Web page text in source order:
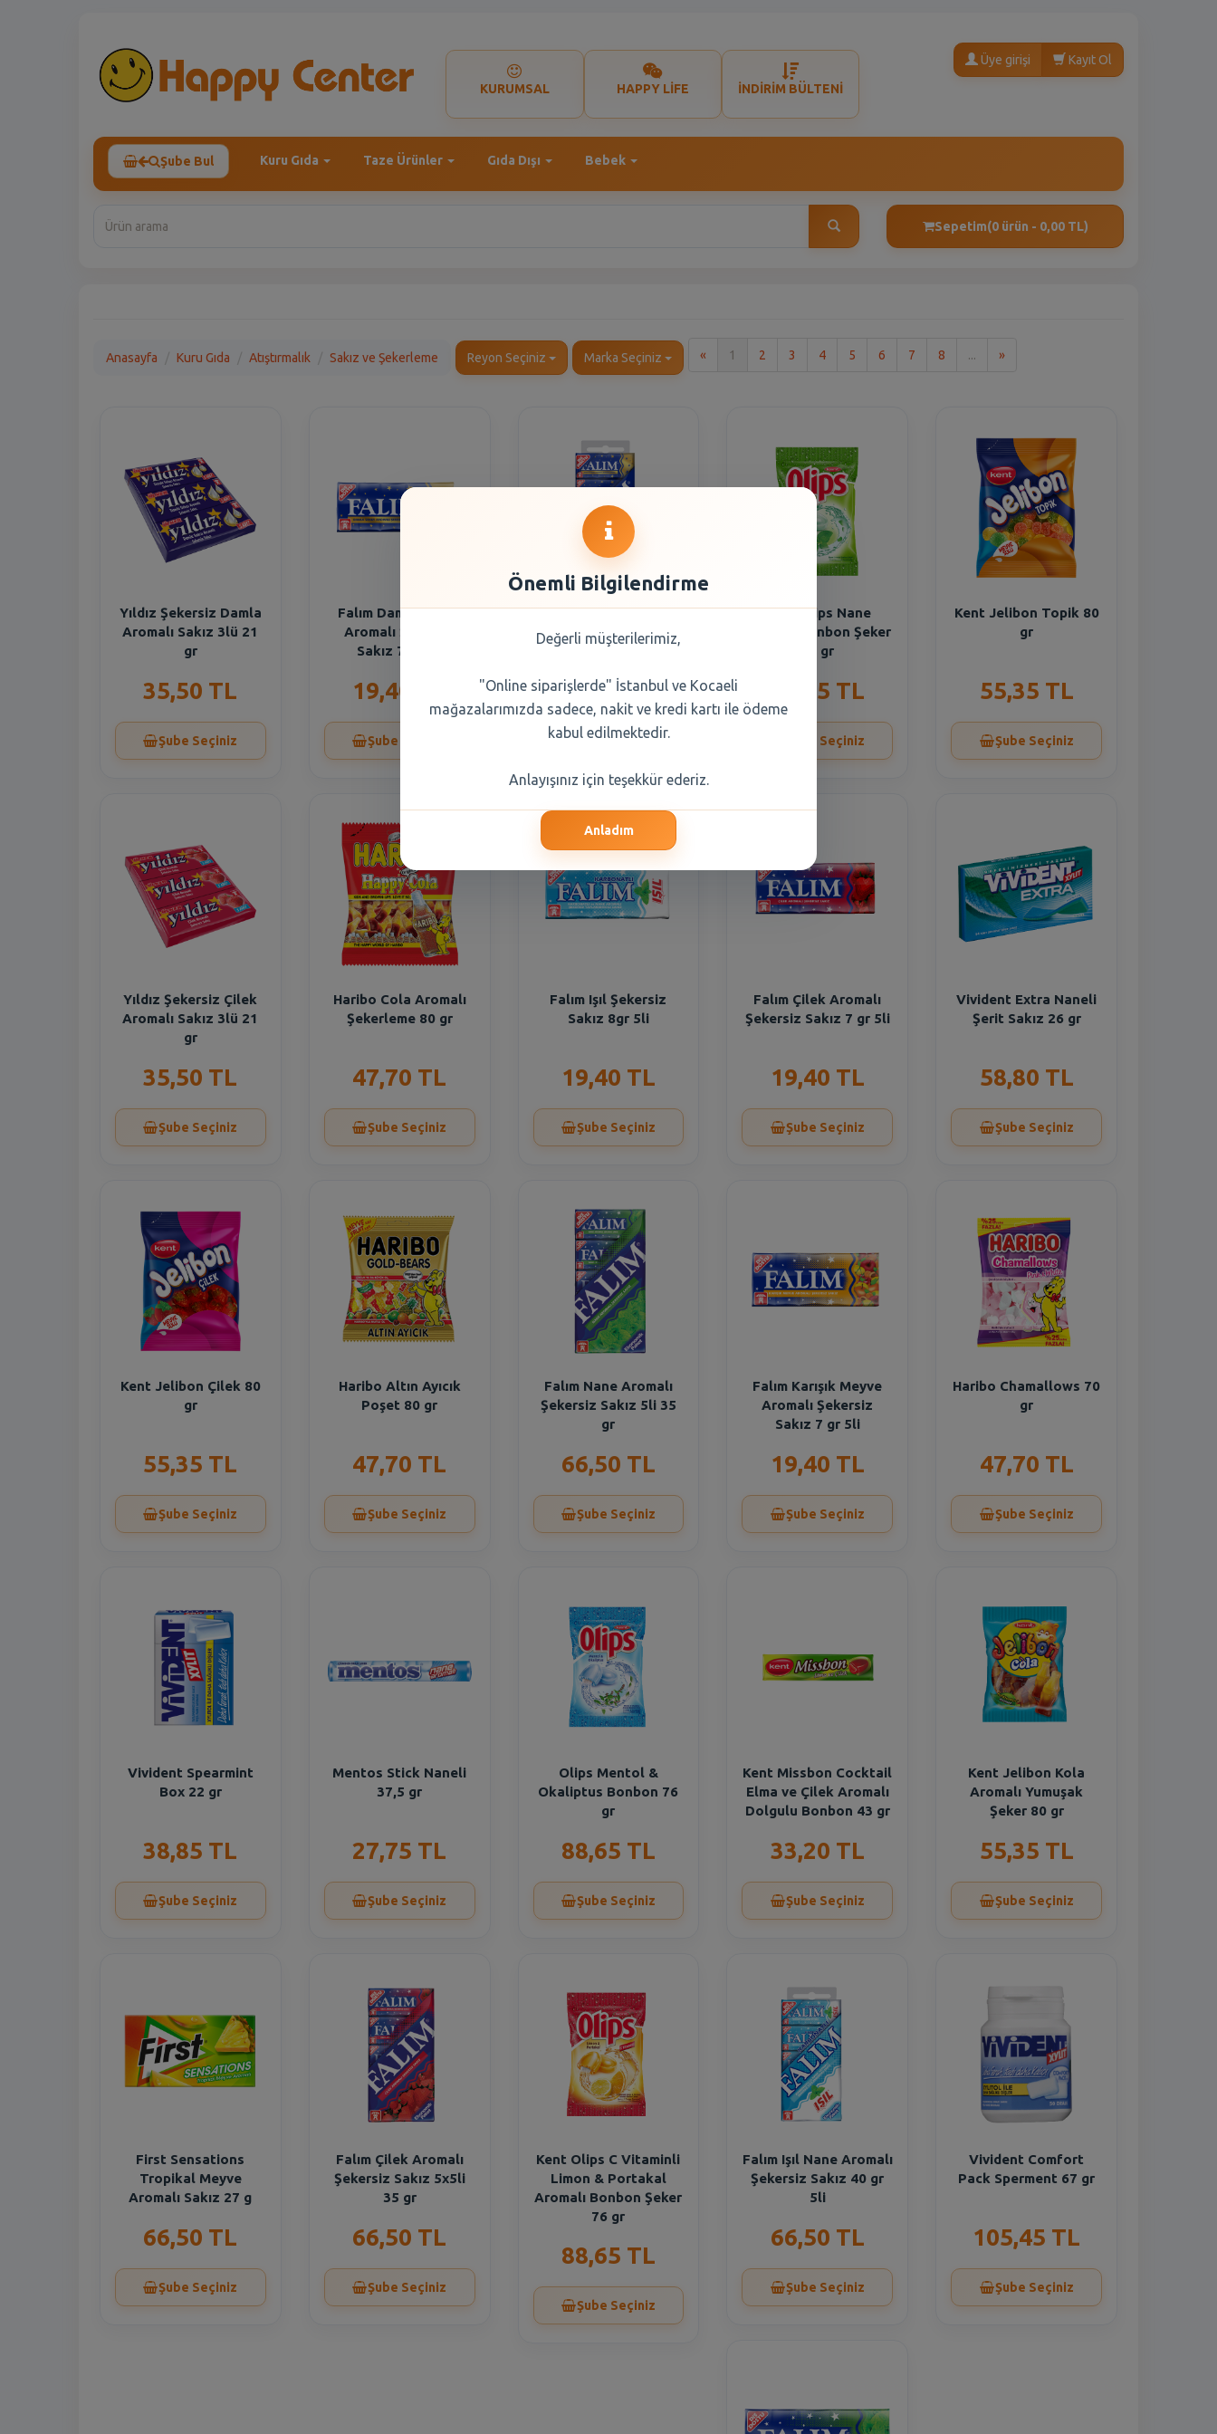
KURUMSAL HAPPY LİFE İNDİRİM BÜLTENİ
Üye girişi Kayıt Ol
Şube Bul Kuru Gıda Taze Ürünler Gıda Dışı Bebek
Sepetim(0 ürün - 0,00 TL)
Anasayfa Kuru Gıda Atıştırmalık Sakız ve Şekerleme Reyon Seçiniz Marka Seçiniz « 1 2 3 4 5 6 7 8 ... »Son
Yıldız Şekersiz Damla
Aromalı Sakız 3lü 21
gr
35,50 TL
Şube Seçiniz
Falım Damla Sakızı
Aromalı Şekersiz
Sakız 7 gr 5li
19,40 TL
Şube Seçiniz
Falım Damla Sakızı
Aromalı Şekersiz
Sakız 35 gr 5li
66,50 TL
Şube Seçiniz
Kent Olips Nane
Aromalı Bonbon Şeker
76 gr
88,65 TL
Şube Seçiniz
Kent Jelibon Topik 80
gr
55,35 TL
Şube Seçiniz
Yıldız Şekersiz Çilek
Aromalı Sakız 3lü 21
gr
35,50 TL
Şube Seçiniz
Haribo Cola Aromalı
Şekerleme 80 gr
47,70 TL
Şube Seçiniz
Falım Işıl Şekersiz
Sakız 8gr 5li
19,40 TL
Şube Seçiniz
Falım Çilek Aromalı
Şekersiz Sakız 7 gr 5li
19,40 TL
Şube Seçiniz
Vivident Extra Naneli
Şerit Sakız 26 gr
58,80 TL
Şube Seçiniz
Kent Jelibon Çilek 80
gr
55,35 TL
Şube Seçiniz
Haribo Altın Ayıcık
Poşet 80 gr
47,70 TL
Şube Seçiniz
Falım Nane Aromalı
Şekersiz Sakız 5li 35
gr
66,50 TL
Şube Seçiniz
Falım Karışık Meyve
Aromalı Şekersiz
Sakız 7 gr 5li
19,40 TL
Şube Seçiniz
Haribo Chamallows 70
gr
47,70 TL
Şube Seçiniz
Vivident Spearmint
Box 22 gr
38,85 TL
Şube Seçiniz
Mentos Stick Naneli
37,5 gr
27,75 TL
Şube Seçiniz
Olips Mentol &
Okaliptus Bonbon 76
gr
88,65 TL
Şube Seçiniz
Kent Missbon Cocktail
Elma ve Çilek Aromalı
Dolgulu Bonbon 43 gr
33,20 TL
Şube Seçiniz
Kent Jelibon Kola
Aromalı Yumuşak
Şeker 80 gr
55,35 TL
Şube Seçiniz
First Sensations
Tropikal Meyve
Aromalı Sakız 27 g
66,50 TL
Şube Seçiniz
Falım Çilek Aromalı
Şekersiz Sakız 5x5li
35 gr
66,50 TL
Şube Seçiniz
Kent Olips C Vitaminli
Limon & Portakal
Aromalı Bonbon Şeker
76 gr
88,65 TL
Şube Seçiniz
Falım Işıl Nane Aromalı
Şekersiz Sakız 40 gr
5li
66,50 TL
Şube Seçiniz
Vivident Comfort
Pack Sperment 67 gr
105,45 TL
Şube Seçiniz
Önemli Bilgilendirme
Değerli müşterilerimiz,
"Online siparişlerde" İstanbul ve Kocaeli
mağazalarımızda sadece, nakit ve kredi kartı ile ödeme
kabul edilmektedir.
Anlayışınız için teşekkür ederiz.
Anladım